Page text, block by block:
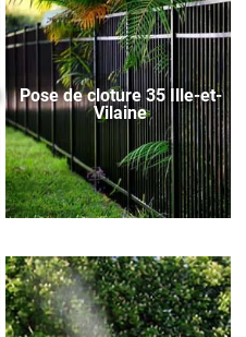
Pose de cloture 35 Ille-et-
Vilaine